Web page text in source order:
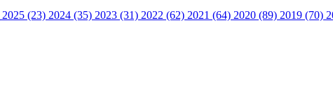
2025 (23) 2024 (35) 2023 (31) 2022 (62) 2021 (64) 2020 (89) 2019 (70)